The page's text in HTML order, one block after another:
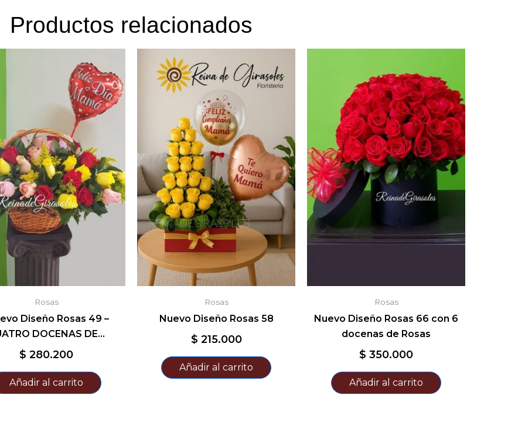
Productos relacionados
Rosas
Diseño Rosas 49 –
DOCENAS DE…
$ 280.200
Añadir al carrito
Rosas
Nuevo Diseño Rosas 58
$ 215.000
Añadir al carrito
Rosas
Nuevo Diseño Rosas 66 con 6
docenas de Rosas
$ 350.000
Añadir al carrito